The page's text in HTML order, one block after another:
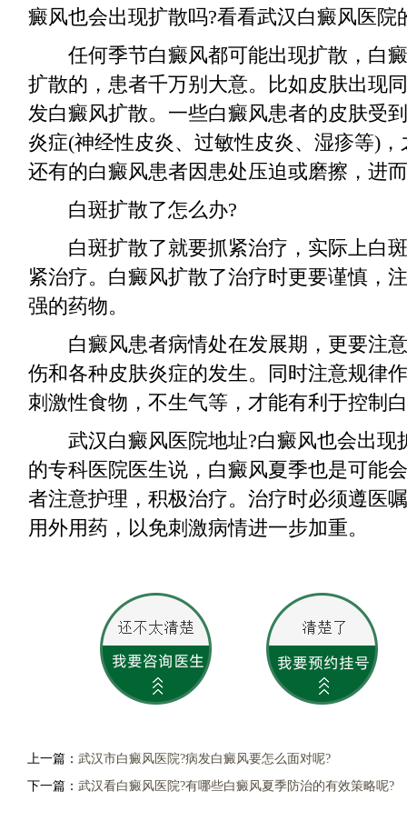
癜风也会出现扩散吗?看看武汉白癜风医院
任何季节白癜风都可能出现扩散，白癜
扩散的，患者千万别大意。比如皮肤出现
发白癜风扩散。一些白癜风患者的皮肤受
炎症(神经性皮炎、过敏性皮炎、湿疹等)
还有的白癜风患者因患处压迫或磨擦，进
白斑扩散了怎么办?
白斑扩散了就要抓紧治疗，实际上白斑
紧治疗。白癜风扩散了治疗时更要谨慎，
强的药物。
白癜风患者病情处在发展期，更要注意
伤和各种皮肤炎症的发生。同时注意规律
刺激性食物，不生气等，才能有利于控制
武汉白癜风医院地址?白癜风也会出现
的专科医院医生说，白癜风夏季也是可能
者注意护理，积极治疗。治疗时必须遵医
用外用药，以免刺激病情进一步加重。
上一篇： 武汉市白癜风医院?病发白癜风要怎么面对呢?
下一篇： 武汉看白癜风医院?有哪些白癜风夏季防治的有效策略呢?